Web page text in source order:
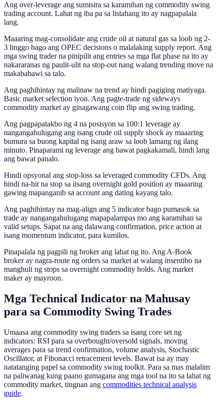
Ang over-leverage ang sumisira sa karamihan ng commodity swing
trading account. Lahat ng iba pa sa listahang ito ay nagpapalala
lang.
Maaaring mag-consolidate ang crude oil at natural gas sa loob ng 2-
3 linggo bago ang OPEC decisions o malalaking supply report. Ang
mga swing trader na pinipilit ang entries sa mga flat phase na ito ay
nakararanas ng paulit-ulit na stop-out nang walang trending move na
makababawi sa talo.
Ang paghihintay ng malinaw na trend ay hindi pagiging matiyaga.
Basic market selection iyon. Ang pagte-trade ng sideways
commodity market ay ginagawang coin flip ang swing trading.
Ang pagpapatakbo ng 4 na posisyon sa 100:1 leverage ay
nangangahulugang ang isang crude oil supply shock ay maaaring
bumura sa buong kapital ng isang araw sa loob lamang ng ilang
minuto. Pinaparami ng leverage ang bawat pagkakamali, hindi lang
ang bawat panalo.
Hindi opsyonal ang stop-loss sa leveraged commodity CFDs. Ang
hindi na-hit na stop sa iisang overnight gold position ay maaaring
gawing mapanganib sa account ang dating kayang talo.
Ang paghihintay na mag-align ang 5 indicator bago pumasok sa
trade ay nangangahulugang mapapalampas mo ang karamihan sa
valid setups. Sapat na ang dalawang confirmation, price action at
isang momentum indicator, para kumilos.
Pinapalala ng pagpili ng broker ang lahat ng ito. Ang A-Book
broker ay nagra-route ng orders sa market at walang insentibo na
manghuli ng stops sa overnight commodity holds. Ang market
maker ay mayroon.
Mga Technical Indicator na Mahusay
para sa Commodity Swing Trades
Umaasa ang commodity swing traders sa isang core set ng
indicators: RSI para sa overbought/oversold signals, moving
averages para sa trend confirmation, volume analysis, Stochastic
Oscillator, at Fibonacci retracement levels. Bawat isa ay may
natatanging papel sa commodity swing toolkit. Para sa mas malalim
na paliwanag kung paano gumagana ang mga tool na ito sa lahat ng
commodity market, tingnan ang commodities technical analysis
guide.